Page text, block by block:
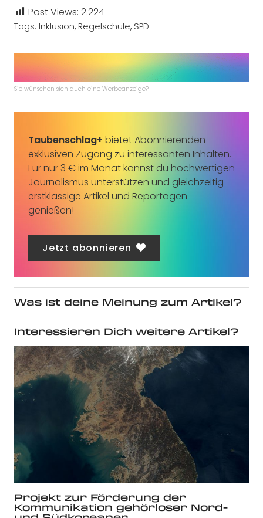
Post Views: 2.224
Tags: Inklusion, Regelschule, SPD
Sie wünschen sich auch eine Werbeanzeige?
Taubenschlag+ bietet Abonnierenden
exklusiven Zugang zu interessanten Inhalten.
Für nur 3 € im Monat kannst du hochwertigen
Journalismus unterstützen und gleichzeitig
erstklassige Artikel und Reportagen
genießen!
Jetzt abonnieren
Was ist deine Meinung zum Artikel?
Interessieren Dich weitere Artikel?
Projekt zur Förderung der
Kommunikation gehörloser Nord-